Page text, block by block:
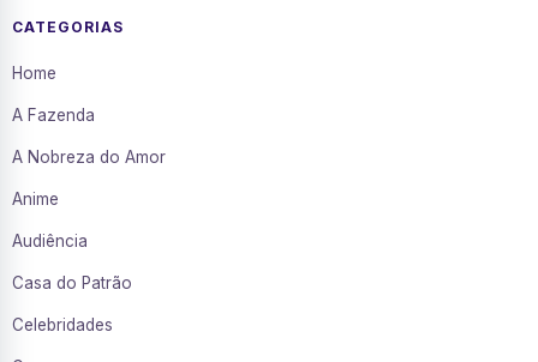
CATEGORIAS
Home
A Fazenda
A Nobreza do Amor
Anime
Audiência
Casa do Patrão
Celebridades